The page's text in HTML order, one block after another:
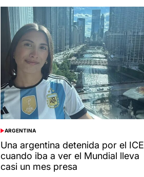
POSTED
IN
ARGENTINA
Una argentina detenida por el ICE
cuando iba a ver el Mundial lleva
casi un mes presa